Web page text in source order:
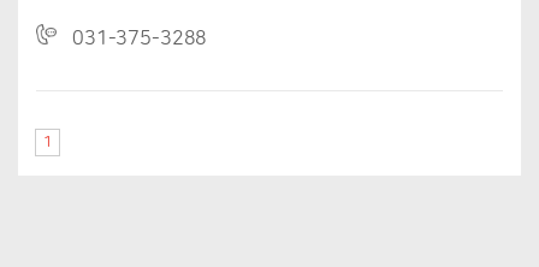
031-375-3288
1